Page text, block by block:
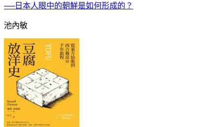
──日本人眼中的朝鮮是如何形成的？
池內敏